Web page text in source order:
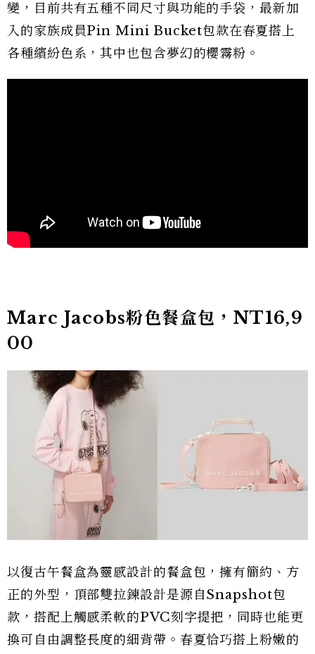
變，目前共有五種不同尺寸與功能的手袋，最新加
入的家族成員Pin Mini Bucket包款在春夏搭上
各種繽紛色系，其中也包含夢幻的櫻霧粉。
Marc Jacobs粉色餐盒包，NT16,9
00
以復古午餐盒為靈感設計的餐盒包，擁有簡約、方
正的外型，頂部雙拉鍊設計是源自Snapshot包
款，搭配上觸感柔軟的PVC刻字提把，同時也能更
換可自由調整長度的細背帶。春夏恰巧搭上粉嫩的